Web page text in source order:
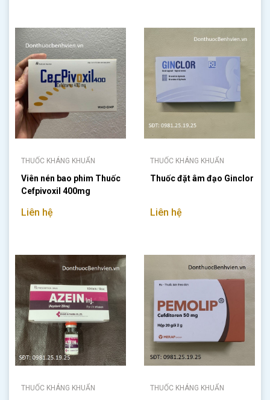
THUỐC KHÁNG KHUẨN
Viên nén bao phim Thuốc
Cefpivoxil 400mg
Liên hệ
THUỐC KHÁNG KHUẨN
Thuốc đặt âm đạo Ginclor
Liên hệ
THUỐC KHÁNG KHUẨN THUỐC KHÁNG KHUẨN